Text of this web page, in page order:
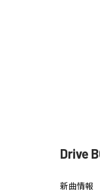
Drive
新曲情報